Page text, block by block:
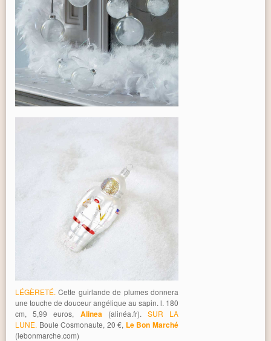
LÉGÈRETÉ. Cette guirlande de plumes donnera
une touche de douceur angélique au sapin. l. 180
cm, 5,99 euros, Alinea (alinéa.fr). SUR LA
LUNE. Boule Cosmonaute, 20 €, Le Bon Marché
(lebonmarche.com)